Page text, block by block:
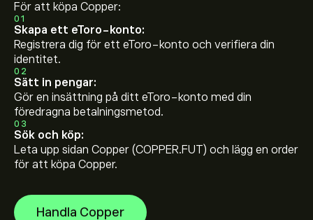
För att köpa Copper:
01
Skapa ett eToro-konto:
Registrera dig för ett eToro-konto och verifiera din
identitet.
02
Sätt in pengar:
Gör en insättning på ditt eToro-konto med din
föredragna betalningsmetod.
03
Sök och köp:
Leta upp sidan Copper (COPPER.FUT) och lägg en order
för att köpa Copper.
Handla Copper